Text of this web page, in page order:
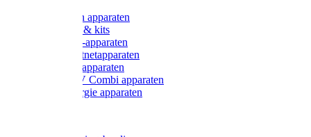
Onderdelen apparaten
Starter sets & kits
9V Batterij-apparaten
230V Lichtnetapparaten
12V Accu-apparaten
230V / 12V Combi apparaten
Zonne-energie apparaten